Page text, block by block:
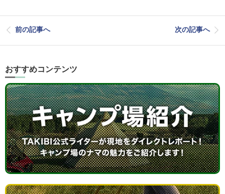
前の記事へ 次の記事へ
おすすめコンテンツ